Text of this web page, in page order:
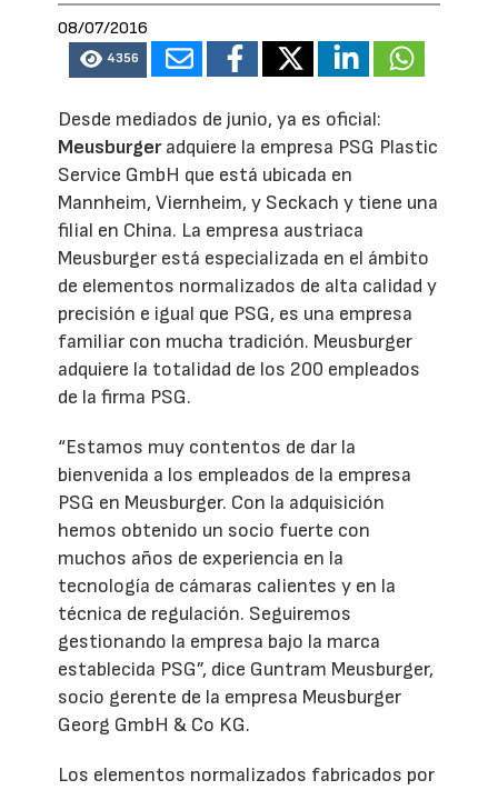
08/07/2016
4356
Desde mediados de junio, ya es oficial:
Meusburgeradquiere la empresa PSG Plastic
Service GmbH que está ubicada en
Mannheim, Viernheim, y Seckach y tiene una
filial en China. La empresa austriaca
Meusburger está especializada en el ámbito
de elementos normalizados de alta calidad y
precisión e igual que PSG, es una empresa
familiar con mucha tradición. Meusburger
adquiere la totalidad de los 200 empleados
de la firma PSG.
“Estamos muy contentos de dar la
bienvenida a los empleados de la empresa
PSG en Meusburger. Con la adquisición
hemos obtenido un socio fuerte con
muchos años de experiencia en la
tecnología de cámaras calientes y en la
técnica de regulación. Seguiremos
gestionando la empresa bajo la marca
establecida PSG”, dice Guntram Meusburger,
socio gerente de la empresa Meusburger
Georg GmbH & Co KG.
Los elementos normalizados fabricados por